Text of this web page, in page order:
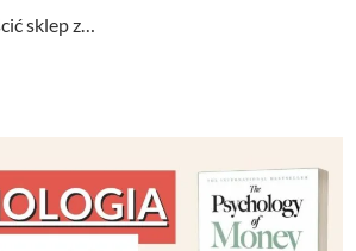
sklep z…